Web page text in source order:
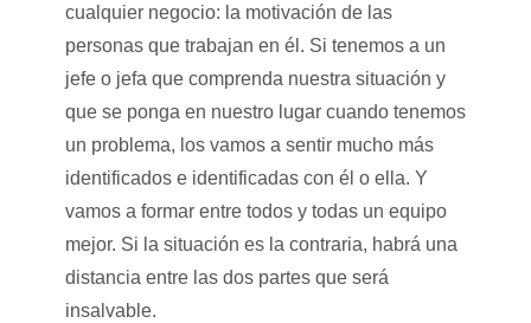
cualquier negocio: la motivación de las
personas que trabajan en él. Si tenemos a un
jefe o jefa que comprenda nuestra situación y
que se ponga en nuestro lugar cuando tenemos
un problema, los vamos a sentir mucho más
identificados e identificadas con él o ella. Y
vamos a formar entre todos y todas un equipo
mejor. Si la situación es la contraria, habrá una
distancia entre las dos partes que será
insalvable.